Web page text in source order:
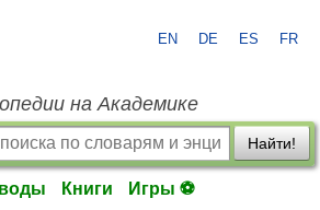
EN DE ES FR
на Академике
Найти!
Книги Игры ⚽